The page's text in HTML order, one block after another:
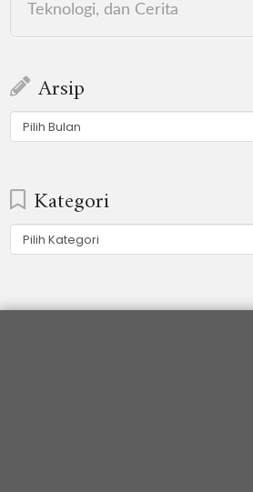
Teknologi, dan Cerita
Arsip
Arsip
Kategori
Kategori